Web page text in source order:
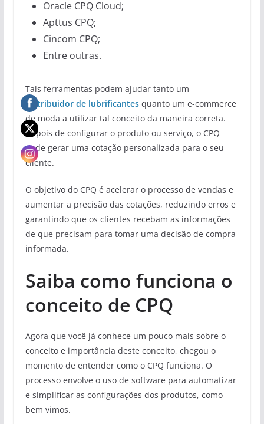
Oracle CPQ Cloud;
Apttus CPQ;
Cincom CPQ;
Entre outras.
Tais ferramentas podem ajudar tanto um
distribuidor de lubrificantesquanto um e-commerce
de moda a utilizar tal conceito da maneira correta.
Depois de configurar o produto ou serviço, o CPQ
pode gerar uma cotação personalizada para o seu
cliente.
O objetivo do CPQ é acelerar o processo de vendas e
aumentar a precisão das cotações, reduzindo erros e
garantindo que os clientes recebam as informações
de que precisam para tomar uma decisão de compra
informada.
Saiba como funciona o
conceito de CPQ
Agora que você já conhece um pouco mais sobre o
conceito e importância deste conceito, chegou o
momento de entender como o CPQ funciona. O
processo envolve o uso de software para automatizar
e simplificar as configurações dos produtos, como
bem vimos.